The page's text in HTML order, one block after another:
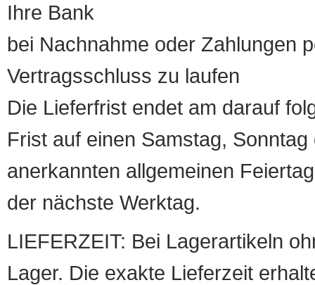
Ihre Bank
bei Nachnahme oder Zahlungen
Vertragsschluss zu laufen
Die Lieferfrist endet am darauf
Frist auf einen Samstag,
anerkannten allgemeinen
der nächste Werktag.
LIEFERZEIT: Bei Lagerartikeln
Lager. Die exakte Lieferzeit